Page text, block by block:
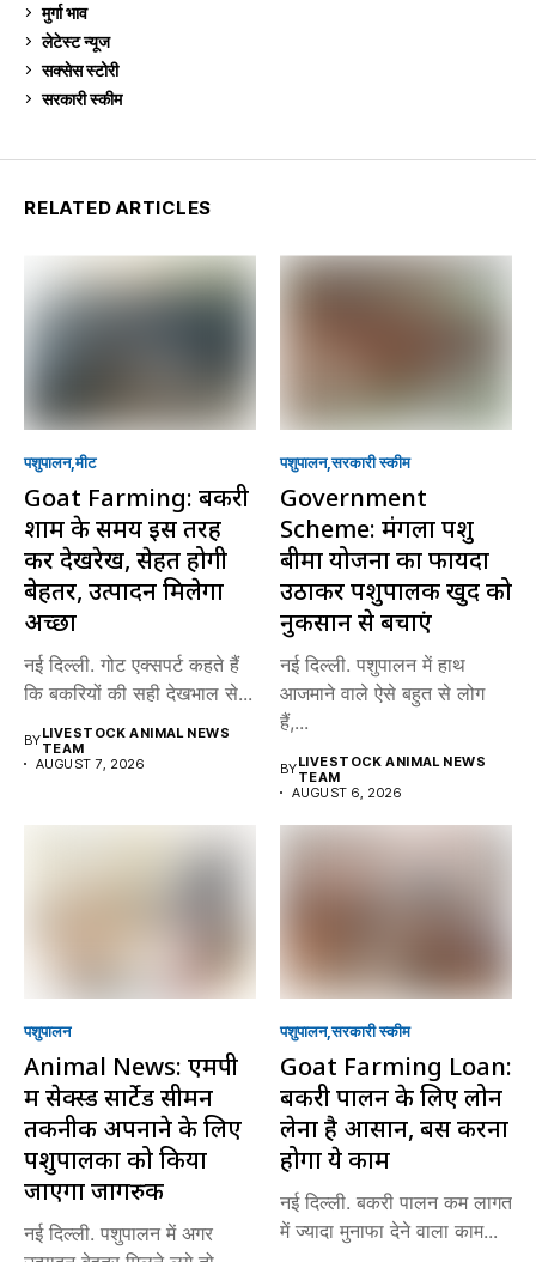
मुर्गा भाव
लेटेस्ट न्यूज
सक्सेस स्टो‍री
सरकारी स्की‍म
RELATED ARTICLES
पशुपालन मीट
Goat Farming: बकरी
शाम के समय इस तरह
करें देखरेख, सेहत होगी
बेहतर, उत्पादन मिलेगा
अच्छा
नई दिल्ली. गोट एक्सपर्ट कहते हैं
कि बकरियों की सही देखभाल से...
BYLIVESTOCK ANIMAL NEWS
TEAM
AUGUST 7, 2026
पशुपालन सरकारी स्की‍म
Government
Scheme: मंगला पशु
बीमा योजना का फायदा
उठाकर पशुपालक खुद को
नुकसान से बचाएं
नई दिल्ली. पशुपालन में हाथ
आजमाने वाले ऐसे बहुत से लोग
हैं,...
BYLIVESTOCK ANIMAL NEWS
TEAM
AUGUST 6, 2026
पशुपालन
Animal News: एमपी
में सेक्स्ड सार्टेड सीमन
तकनीक अपनाने के लिए
पशुपालकों को किया
जाएगा जागरुक
नई दिल्ली. पशुपालन में अगर
पशुपालन सरकारी स्की‍म
Goat Farming Loan:
बकरी पालन के लिए लोन
लेना है आसान, बस करना
होगा ये काम
नई दिल्ली. बकरी पालन कम लागत
में ज्यादा मुनाफा देने वाला काम...